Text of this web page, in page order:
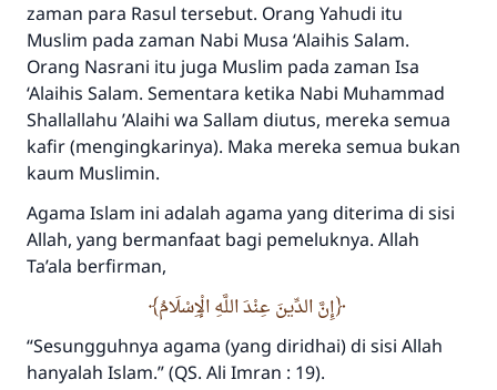
zaman para Rasul tersebut. Orang Yahudi itu
Muslim pada zaman Nabi Musa ‘Alaihis Salam.
Orang Nasrani itu juga Muslim pada zaman Isa
‘Alaihis Salam. Sementara ketika Nabi Muhammad
Shallallahu ’Alaihi wa Sallam diutus, mereka semua
kafir (mengingkarinya). Maka mereka semua bukan
kaum Muslimin.
Agama Islam ini adalah agama yang diterima di sisi
Allah, yang bermanfaat bagi pemeluknya. Allah
Ta’ala berfirman,
إِنَّ الدِّينَ عِنْدَ اللَّهِ الْإِسْلَامُ
“Sesungguhnya agama (yang diridhai) di sisi Allah
hanyalah Islam.”(QS. Ali Imran : 19).